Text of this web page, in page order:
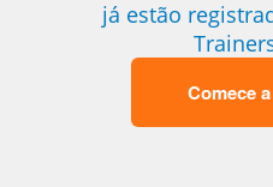
já estão
Comece